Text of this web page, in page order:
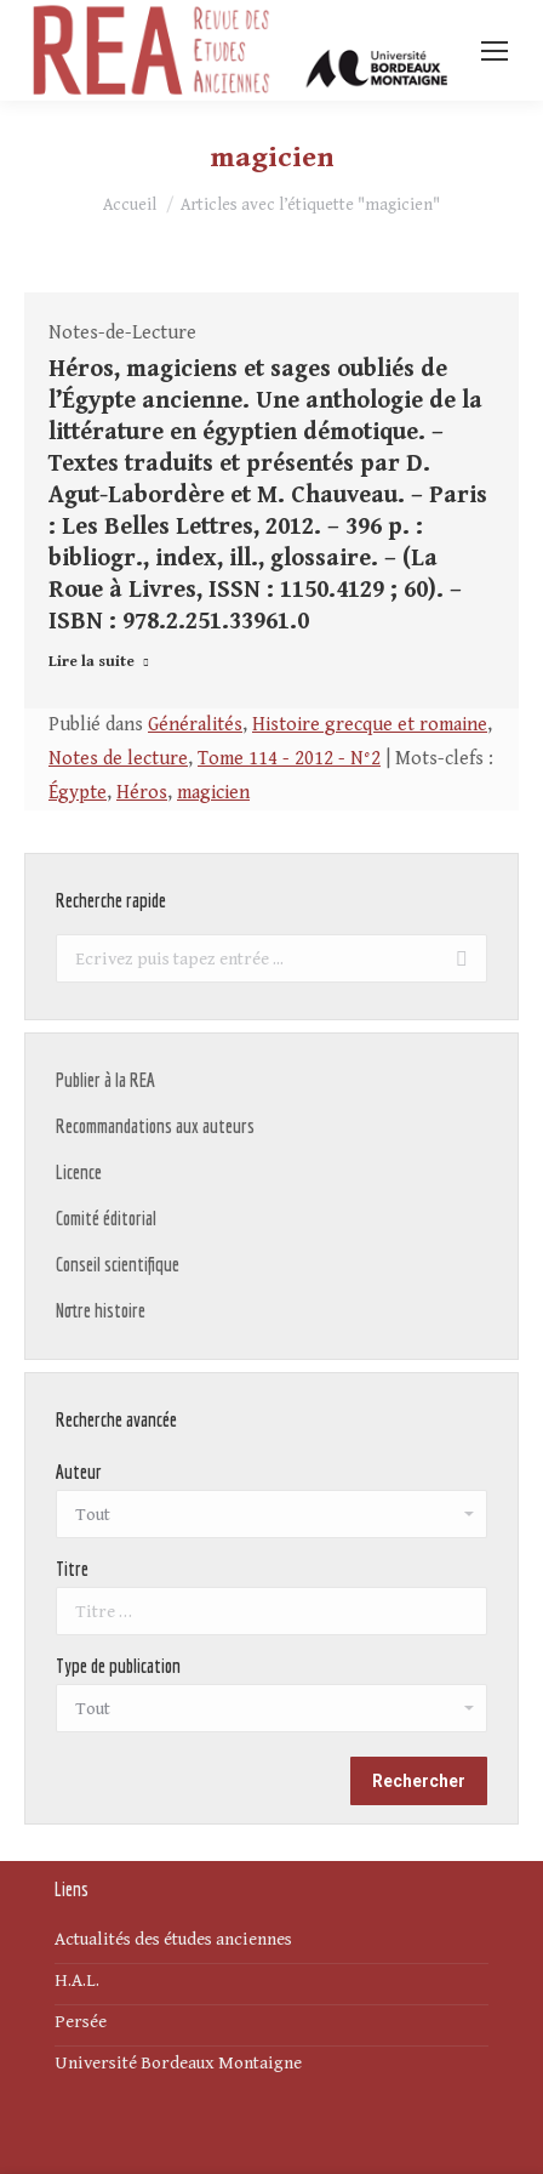
magicien
Vous êtes ici :
Accueil Articles avec l’étiquette "magicien"
Notes-de-Lecture
Héros, magiciens et sages oubliés de
l’Égypte ancienne. Une anthologie de la
littérature en égyptien démotique. –
Textes traduits et présentés par D.
Agut-Labordère et M. Chauveau. – Paris
: Les Belles Lettres, 2012. – 396 p. :
bibliogr., index, ill., glossaire. – (La
Roue à Livres, ISSN : 1150.4129 ; 60). –
ISBN : 978.2.251.33961.0
Lire la suite
Publié dans Généralités, Histoire grecque et romaine,
Notes de lecture, Tome 114 - 2012 - N°2 | Mots-clefs :
Égypte, Héros, magicien
Recherche rapide
Recherche
Publier à la REA
Recommandations aux auteurs
Licence
Comité éditorial
Conseil scientifique
Notre histoire
Recherche avancée
Auteur
Titre
Type de publication
Liens
Actualités des études anciennes
H.A.L.
Persée
Université Bordeaux Montaigne